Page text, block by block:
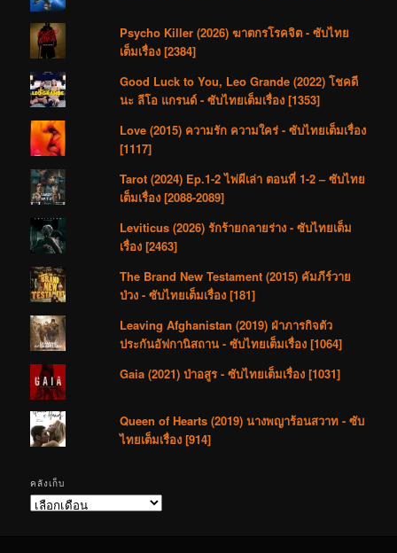
Psycho Killer (2026) ฆาตกรโรคจิต - ซับไทย
เต็มเรื่อง [2384]
Good Luck to You, Leo Grande (2022) โชคดี
นะ ลีโอ แกรนด์ - ซับไทยเต็มเรื่อง [1353]
Love (2015) ความรัก ความใคร่ - ซับไทยเต็มเรื่อง
[1117]
Tarot (2024) Ep.1-2 ไพ่ผีเล่า ตอนที่ 1-2 – ซับไทย
เต็มเรื่อง [2088-2089]
Leviticus (2026) รักร้ายกลายร่าง - ซับไทยเต็ม
เรื่อง [2463]
The Brand New Testament (2015) คัมภีร์วาย
ป่วง - ซับไทยเต็มเรื่อง [181]
Leaving Afghanistan (2019) ฝ่าภารกิจตัว
ประกันอัฟกานิสถาน - ซับไทยเต็มเรื่อง [1064]
Gaia (2021) ป่าอสูร - ซับไทยเต็มเรื่อง [1031]
Queen of Hearts (2019) นางพญาร้อนสวาท - ซับ
ไทยเต็มเรื่อง [914]
คลังเก็บ
คลัง